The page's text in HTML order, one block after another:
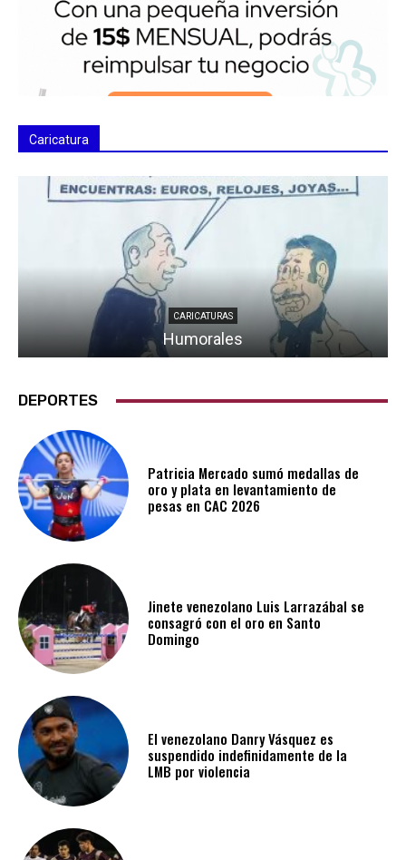
Caricatura
CARICATURAS
Humorales
DEPORTES
Patricia Mercado sumó medallas de
oro y plata en levantamiento de
pesas en CAC 2026
Jinete venezolano Luis Larrazábal se
consagró con el oro en Santo
Domingo
El venezolano Danry Vásquez es
suspendido indefinidamente de la
LMB por violencia